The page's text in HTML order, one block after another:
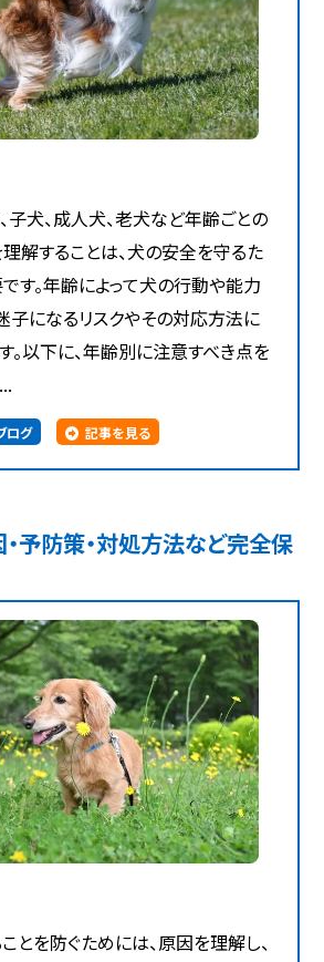
子犬、成人犬、老犬など年齢ごとの
解することは、犬の安全を守るた
す。年齢によって犬の行動や能力
子になるリスクやその対応方法に
。以下に、年齢別に注意すべき点を
ログ 記事を見る
予防策・対処方法など完全保
とを防ぐためには、原因を理解し、